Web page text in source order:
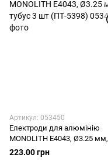
Артикул: 053450
Електроди для алюмінію
MONOLITH E4043, Ø3.25 мм,
тубус 3 шт (ПТ-5398)
223.00 грн